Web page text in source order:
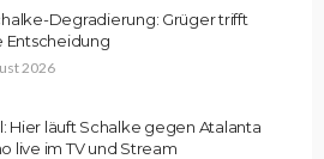
Degradierung: Grüger trifft
Entscheidung
2026
Hier läuft Schalke gegen Atalanta
live im TV und Stream